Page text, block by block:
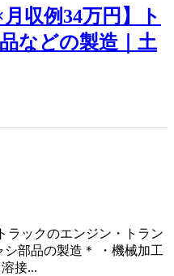
収例34万円】ト
などの製造｜土
ックのエンジン・トラン
部品の製造＊ ・機械加工
接...